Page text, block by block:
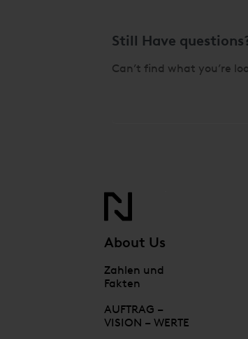
Still Have
Can’t find what you’re
About Us
Zahlen und
Fakten
AUFTRAG –
VISION – WERTE